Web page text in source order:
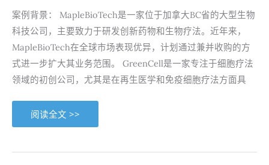
波”
案例背景： MapleBioTech是一家位于加拿大BC省的大型生物
科技公司，主要致力于研发创新药物和生物疗法。近年来，
MapleBioTech在全球市场表现优异，计划通过兼并收购的方
式进一步扩大其业务范围。 GreenCell是一家专注于细胞疗法
领域的初创公司，尤其是在再生医学和免疫细胞疗法方面具
中
加
合
升
阅读全文 >>